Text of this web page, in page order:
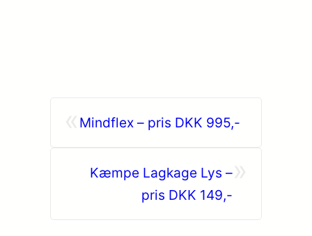
Mindflex – pris DKK 995,-
Kæmpe Lagkage Lys –
pris DKK 149,-